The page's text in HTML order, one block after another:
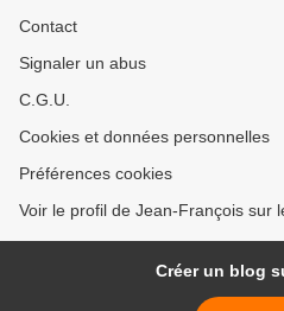
Contact
Signaler un abus
C.G.U.
Cookies et données personnelles
Préférences cookies
Voir le profil de Jean-François sur
Créer un blog